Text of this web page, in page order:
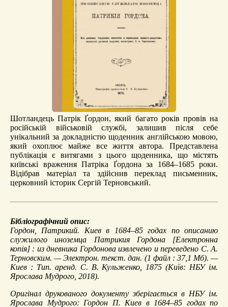
Шотландець Патрік Ґордон, який багато років провів на
російській військовій службі, залишив після себе
унікальний за докладністю щоденник англійською мовою,
який охоплює майже все життя автора. Представлена
публікація є витягами з цього щоденника, що містять
київські враження Патріка Ґордона за 1684–1685 роки.
Відібрав матеріал та здійснив переклад письменник,
церковний історик Сергій Терновський.
Бібліографічний опис:
Гордон, Патрикий. Киев в 1684–85 годах по описанию
служилого иноземца Патрикия Гордона[Електронна
копія] : из дневника Гордонова извлечено и переведено С. А.
Терновским. — Электрон. текст. дан. (1 файл : 37,1 Мб). —
Киев : Тип. аренд. С. В. Кульженко, 1875 (Київ: НБУ ім.
Ярослава Мудрого, 2018).
Оригінал друкованого документу зберігається в НБУ ім.
Ярослава Мудрого: Гордон П. Киев в 1684–85 годах по